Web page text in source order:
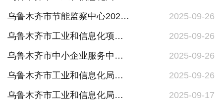
乌鲁木齐市节能监察中心2024年度部门决算公开说明
2025-09-26
乌鲁木齐市工业和信息化项目中心2024年度部门决算公开说明
2025-09-26
乌鲁木齐市中小企业服务中心2024年度部门决算公开说明
2025-09-26
乌鲁木齐市工业和信息化局（本级）2024年度部门决算公开说明
2025-09-26
乌鲁木齐市工业和信息化局（部门）2024年度部门决算公开说明
2025-09-17